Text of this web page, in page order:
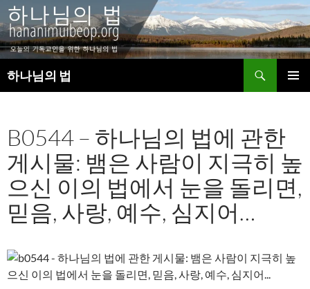
하나님의 법
색
로
건
너
뛰
기
B0544 – 하나님의 법에 관한
게시물: 뱀은 사람이 지극히 높
으신 이의 법에서 눈을 돌리면,
믿음, 사랑, 예수, 심지어…